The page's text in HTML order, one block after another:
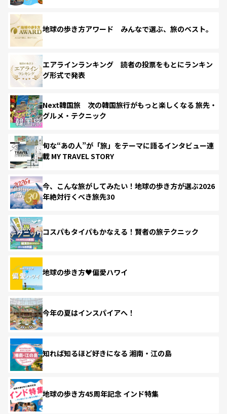
地球の歩き方アワード みんなで選ぶ、旅のベスト。
エアラインランキング 読者の投票をもとにランキン
グ形式で発表
Next韓国旅 次の韓国旅行がもっと楽しくなる 旅先・
グルメ・テクニック
旬な“あの人”が「旅」をテーマに語るインタビュー連
載 MY TRAVEL STORY
今、こんな旅がしてみたい！地球の歩き方が選ぶ2026
年絶対行くべき旅先30
コスパもタイパもかなえる！賢者の旅テクニック
地球の歩き方♥偏愛ハワイ
今年の夏はインスパイアへ！
知れば知るほど好きになる 湘南・江の島
地球の歩き方45周年記念 インド特集